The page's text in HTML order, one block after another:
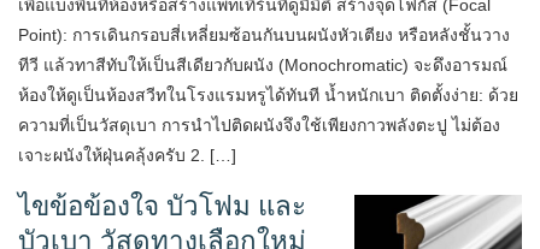
เพื่อแบ่งพื้นที่ห้องหรือสร้างแพทเทิร์นที่ดูมีมิติ สร้างจุดโฟกัส (Focal
Point): การเดินกรอบสี่เหลี่ยมซ้อนกันบนผนังหัวเตียง หรือหลังชั้นวาง
ทีวี แล้วทาสีทับให้เป็นสีเดียวกับผนัง (Monochromatic) จะดึงอารมณ์
ห้องให้ดูเป็นห้องสวีทในโรงแรมหรูได้ทันที น้ำหนักเบา ติดตั้งง่าย: ด้วย
ความที่เป็นวัสดุเบา การนำไปติดผนังจึงใช้เพียงกาวพลังตะปู ไม่ต้อง
เจาะผนังให้ฝุ่นคลุ้งครับ 2. […]
ไขข้อข้องใจ บัวโฟม และ
บัวเบา วัสดุทางเลือกใหม่